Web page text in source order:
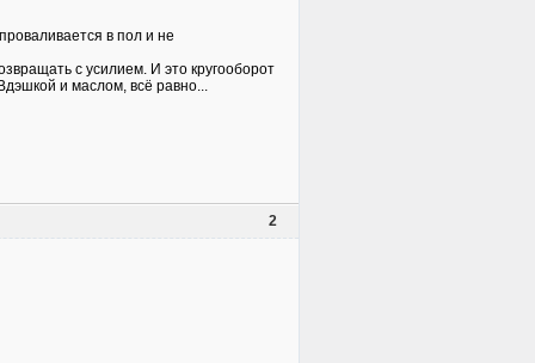
в пол и не
с усилием. И это кругооборот
и маслом, всё равно...
2